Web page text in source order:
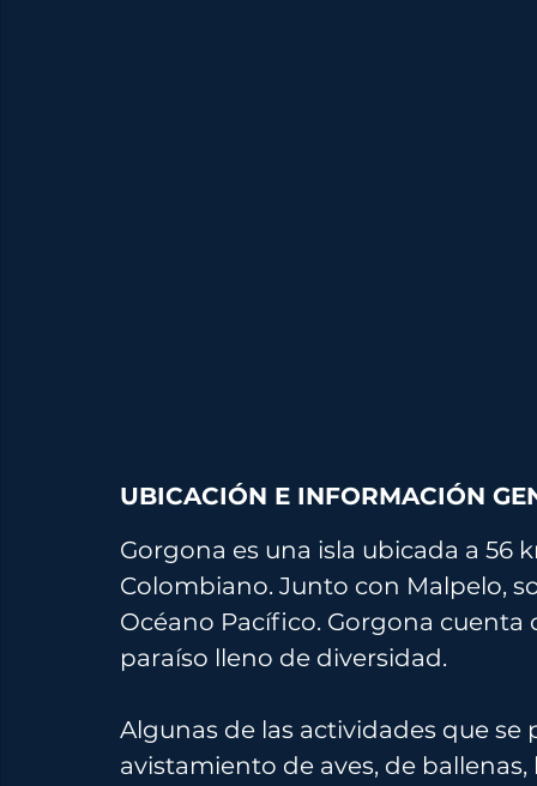
UBICACIÓN E INFORMACIÓN
Gorgona es una isla ubicada a 56
Colombiano. Junto con Malpelo,
Océano Pacífico. Gorgona cuenta
paraíso lleno de diversidad.
Algunas de las actividades que
avistamiento de aves, de